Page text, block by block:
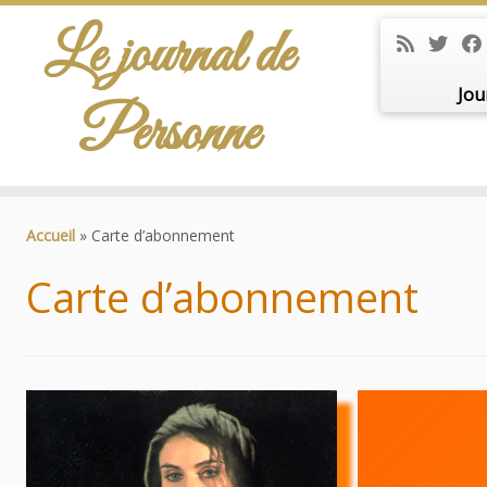
Le journal de
Personne
Accueil » Carte d’abonnement
Carte d’abonnement